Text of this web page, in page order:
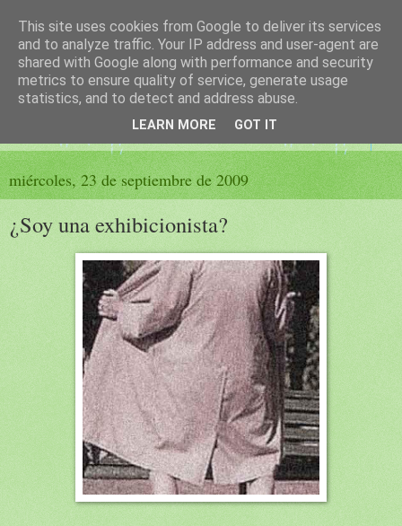
El sueño de las palabras
PÁGINA LITERARIA DE FELISA MORENO
miércoles, 23 de septiembre de 2009
¿Soy una exhibicionista?
This site uses cookies from Google to deliver its services
and to analyze traffic. Your IP address and user-agent are
shared with Google along with performance and security
metrics to ensure quality of service, generate usage
statistics, and to detect and address abuse.
LEARN MORE GOT IT